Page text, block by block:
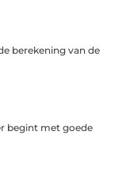
berekening van de
begint met goede